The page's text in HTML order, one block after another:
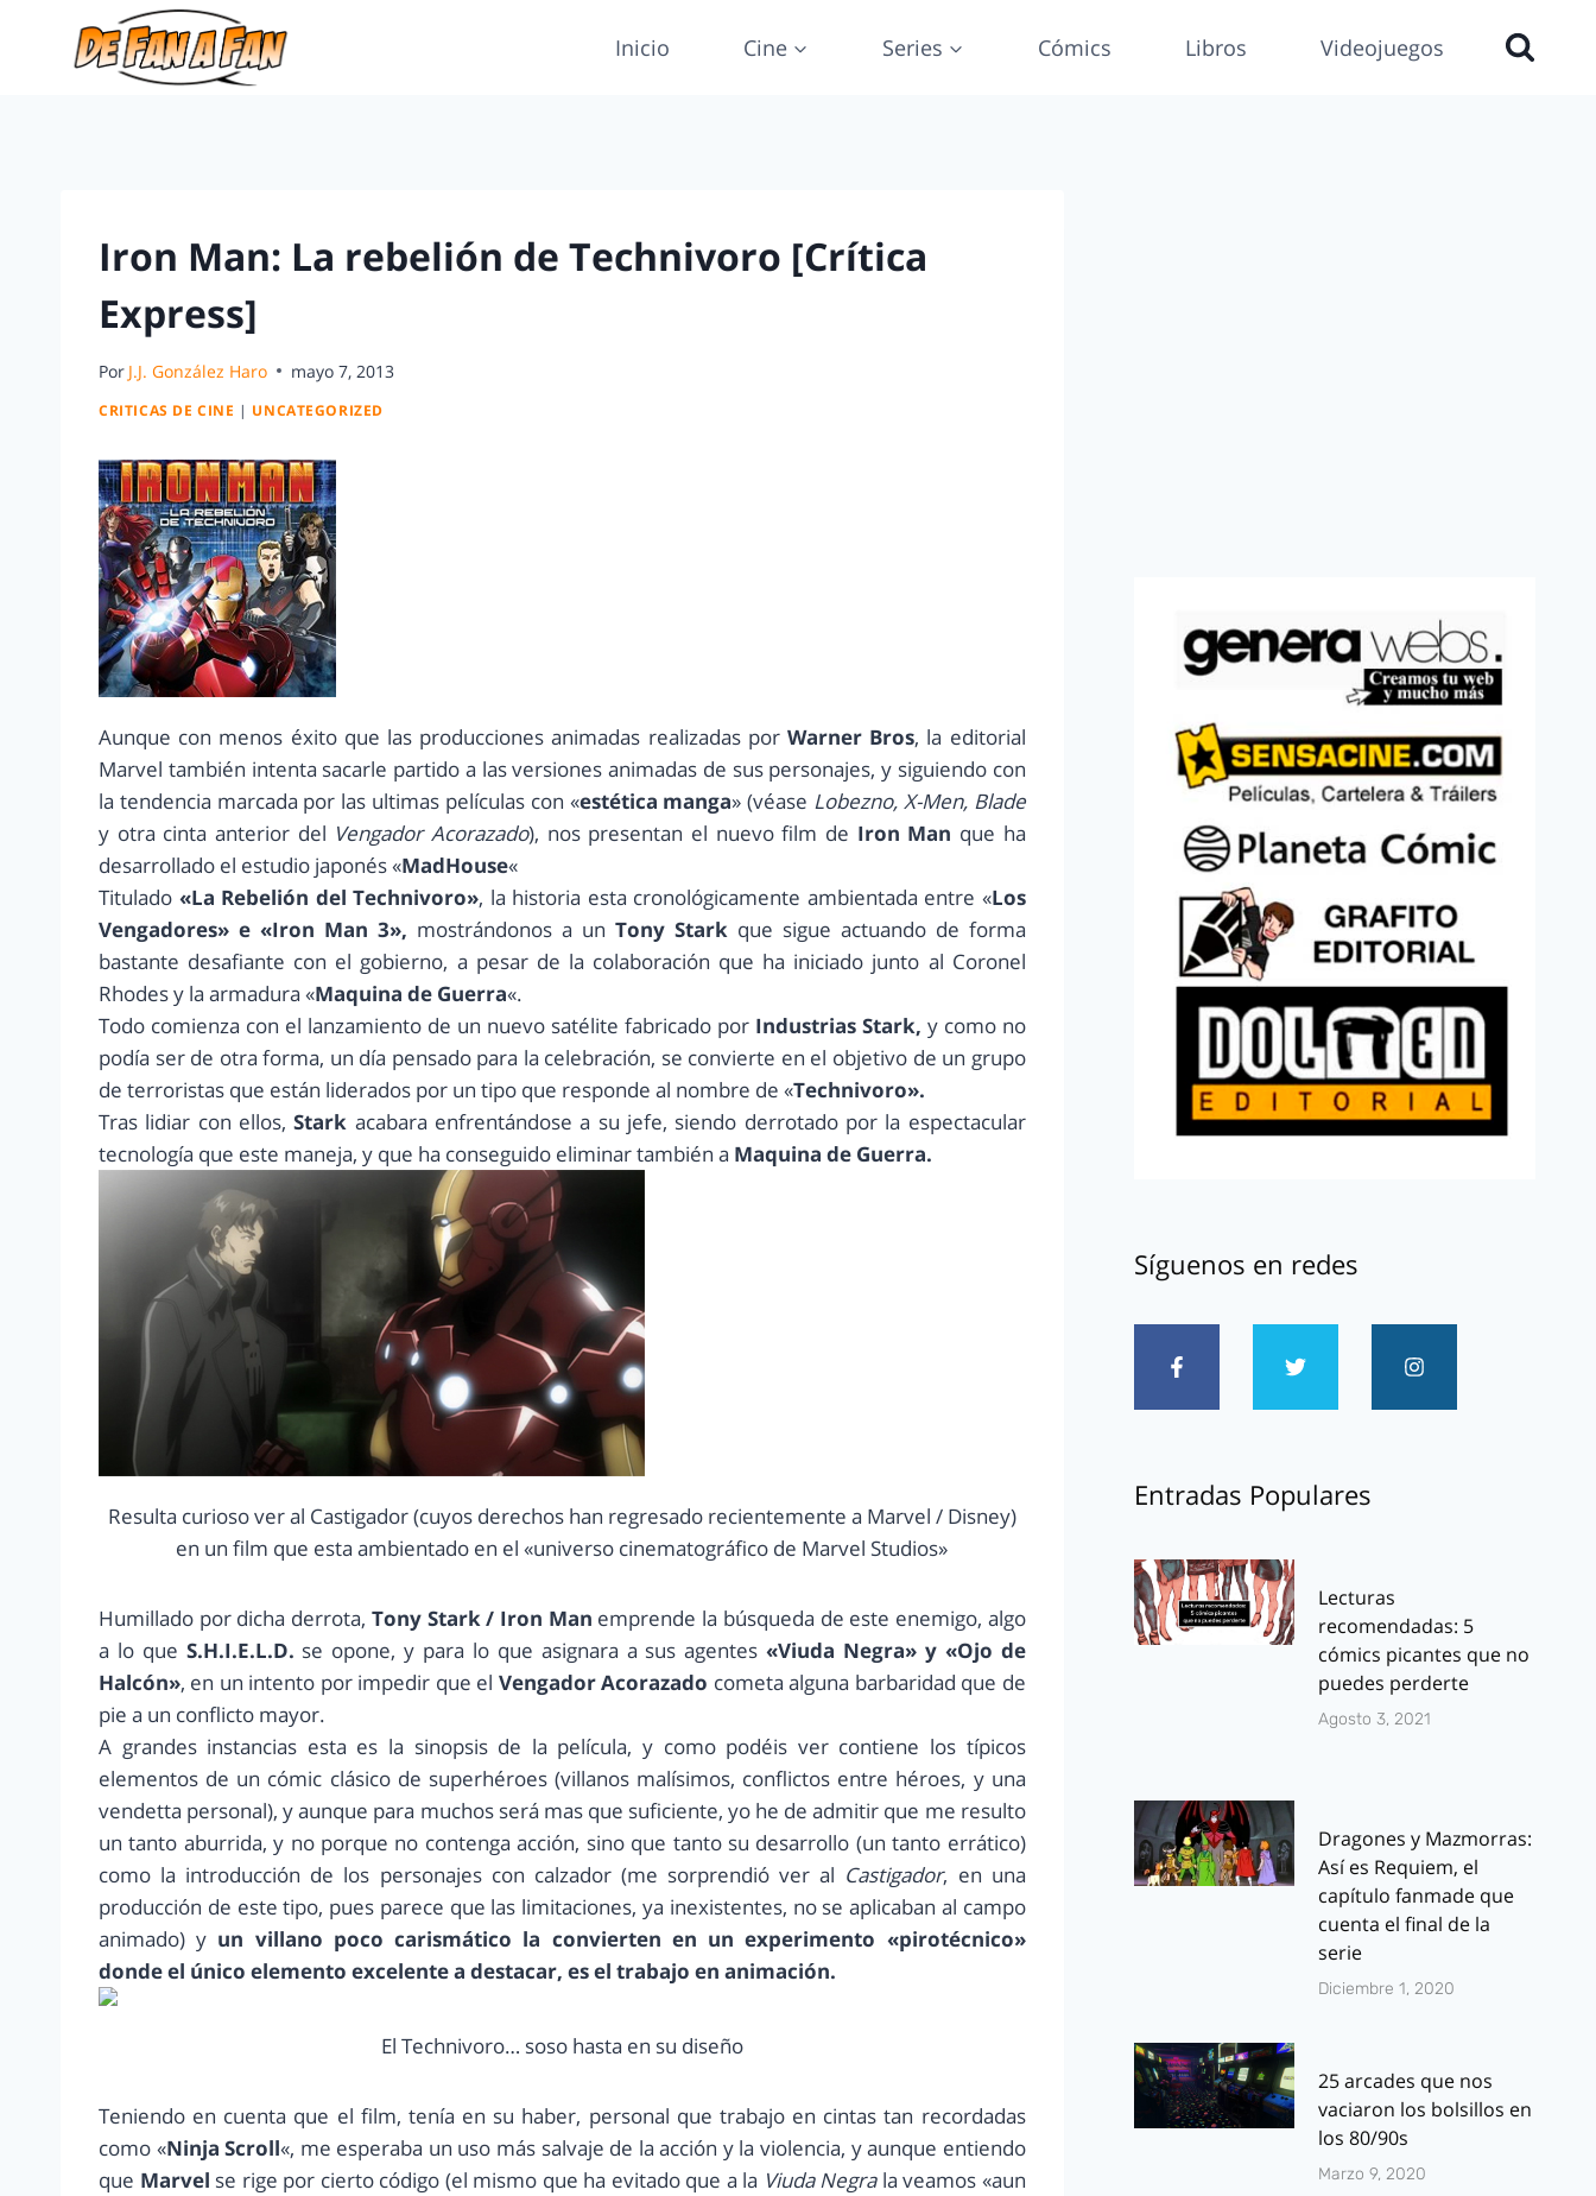
Inicio Cine Series Cómics Libros Videojuegos
Iron Man: La rebelión de Technivoro [Crítica
Express]
Por J.J. González Haro mayo 7, 2013
CRITICAS DE CINE | UNCATEGORIZED
Aunque con menos éxito que las producciones animadas realizadas porWarner Bros, la editorial
Marvel también intenta sacarle partido a las versiones animadas de sus personajes, y siguiendo con
la tendencia marcada por las ultimas películas con «estética manga» (véase Lobezno, X-Men, Blade
y otra cinta anterior del Vengador Acorazado), nos presentan el nuevo film de Iron Man que ha
desarrollado el estudio japonés «MadHouse«
Titulado «La Rebelión del Technivoro», la historia esta cronológicamente ambientada entre «Los
Vengadores» e «Iron Man 3», mostrándonos a un Tony Starkque sigue actuando de forma
bastante desafiante con el gobierno, a pesar de la colaboración que ha iniciado junto al Coronel
Rhodes y la armadura «Maquina de Guerra«.
Todo comienza con el lanzamiento de un nuevo satélite fabricado porIndustrias Stark, y como no
podía ser de otra forma, un día pensado para la celebración, se convierte en el objetivo de un grupo
de terroristas que están liderados por un tipo que responde al nombre de «Technivoro».
Tras lidiar con ellos,Stark acabara enfrentándose a su jefe, siendo derrotado por la espectacular
tecnología que este maneja, y que ha conseguido eliminar también a Maquina de Guerra.
Resulta curioso ver al Castigador (cuyos derechos han regresado recientemente a Marvel / Disney)
en un film que esta ambientado en el «universo cinematográfico de Marvel Studios»
Humillado por dicha derrota, Tony Stark / Iron Man emprende la búsqueda de este enemigo, algo
a lo que S.H.I.E.L.D. se opone, y para lo que asignara a sus agentes«Viuda Negra» y «Ojo de
Halcón», en un intento por impedir que el Vengador Acorazado cometa alguna barbaridad que de
pie a un conflicto mayor.
A grandes instancias esta es la sinopsis de la película, y como podéis ver contiene los típicos
elementos de un cómic clásico de superhéroes (villanos malísimos, conflictos entre héroes, y una
vendetta personal), y aunque para muchos será mas que suficiente, yo he de admitir que me resulto
un tanto aburrida, y no porque no contenga acción, sino que tanto su desarrollo (un tanto errático)
como la introducción de los personajes con calzador (me sorprendió ver al Castigador, en una
producción de este tipo, pues parece que las limitaciones, ya inexistentes, no se aplicaban al campo
animado) y un villano poco carismático la convierten en un experimento «pirotécnico»
donde el único elemento excelente a destacar, es el trabajo en animación.
El Technivoro… soso hasta en su diseño
Teniendo en cuenta que el film, tenía en su haber, personal que trabajo en cintas tan recordadas
como «Ninja Scroll«, me esperaba un uso más salvaje de la acción y la violencia, y aunque entiendo
que Marvel se rige por cierto código (el mismo que ha evitado que a la Viuda Negrala veamos «aun
Síguenos en redes
Entradas Populares
Lecturas
recomendadas: 5
cómics picantes que no
puedes perderte
Agosto 3, 2021
Dragones y Mazmorras:
Así es Requiem, el
capítulo fanmade que
cuenta el final de la
serie
Diciembre 1, 2020
25 arcades que nos
vaciaron los bolsillos en
los 80/90s
Marzo 9, 2020